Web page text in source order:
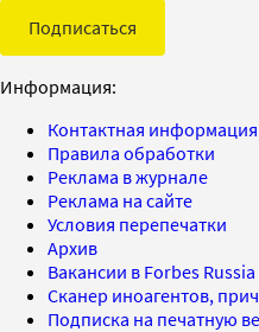
Подписаться
Информация:
Контактная информация
Правила обработки
Реклама в журнале
Реклама на сайте
Условия перепечатки
Архив
Вакансии в Forbes Russia
Сканер иноагентов,
Подписка на печатную